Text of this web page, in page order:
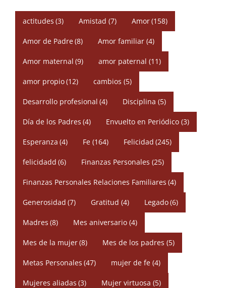
actitudes (3) Amistad (7) Amor(158)
Amor de Padre(8) Amor familiar (4)
Amor maternal (9) amor paternal (11)
amor propio(12) cambios (5)
Desarrollo profesional (4) Disciplina (5)
Día de los Padres (4) Envuelto en Periódico (3)
Esperanza (4) Fe (164) Felicidad (245)
felicidadd (6) Finanzas Personales (25)
Finanzas Personales Relaciones Familiares (4)
Generosidad (7) Gratitud (4) Legado(6)
Madres (8) Mes aniversario (4)
Mes de la mujer(8) Mes de los padres (5)
Metas Personales (47) mujer de fe (4)
Mujeres aliadas (3) Mujer virtuosa (5)